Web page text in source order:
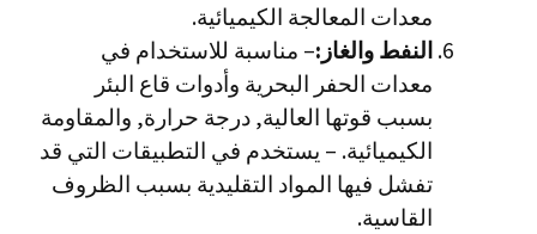
معدات المعالجة الكيميائية.
النفط والغاز:– مناسبة للاستخدام في
معدات الحفر البحرية وأدوات قاع البئر
بسبب قوتها العالية, درجة حرارة, والمقاومة
الكيميائية. – يستخدم في التطبيقات التي قد
تفشل فيها المواد التقليدية بسبب الظروف
القاسية.